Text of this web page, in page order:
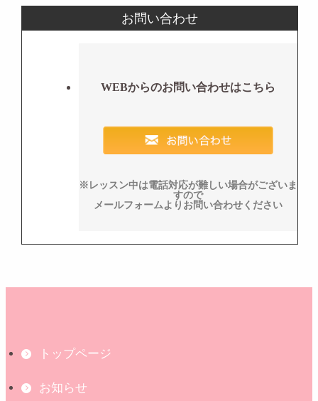
お問い合わせ
WEBからのお問い合わせはこちら
※レッスン中は電話対応が難しい場合がございま
すので
メールフォームよりお問い合わせください
トップページ
お知らせ